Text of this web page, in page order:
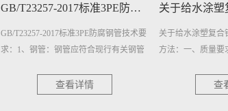
​关于给水涂塑复合钢管的质量要求和试验方···
关于给水涂塑复合钢管的质量要求和试验
方法：一、质量要求：1、外观：给水涂
匀，无伤痕、针孔···查看详情
深入解读-内外涂
法：焊接连接是钢
塑复合钢管的焊接
查